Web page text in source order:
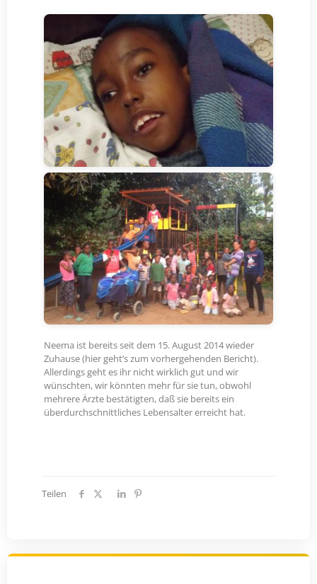
Neema ist bereits seit dem 15. August 2014 wieder
Zuhause (hier geht’s zum vorhergehenden Bericht).
Allerdings geht es ihr nicht wirklich gut und wir
wünschten, wir könnten mehr für sie tun, obwohl
mehrere Ärzte bestätigten, daß sie bereits ein
überdurchschnittliches Lebensalter erreicht hat.
Teilen